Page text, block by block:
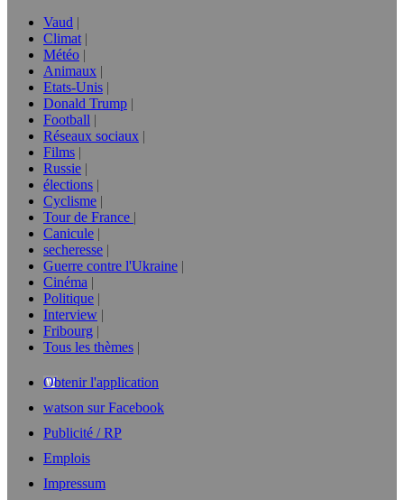
Vaud
Climat
Météo
Animaux
Etats-Unis
Donald Trump
Football
Réseaux sociaux
Films
Russie
élections
Cyclisme
Tour de France
Canicule
secheresse
Guerre contre l'Ukraine
Cinéma
Politique
Interview
Fribourg
Tous les thèmes
Obtenir l'application
watson sur Facebook
Publicité / RP
Emplois
Impressum